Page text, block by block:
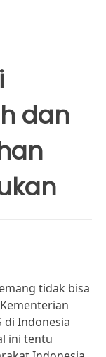
dan
tidak bisa
di Indonesia
ini tentu